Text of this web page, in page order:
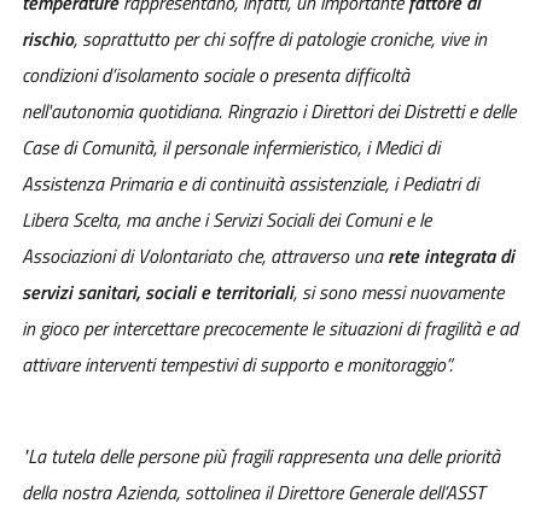
rischio, soprattutto per chi soffre di patologie croniche, vive in
condizioni d’isolamento sociale o presenta difficoltà
nell'autonomia quotidiana. Ringrazio i Direttori dei Distretti e delle
Case di Comunità, il personale infermieristico, i Medici di
Assistenza Primaria e di continuità assistenziale, i Pediatri di
Libera Scelta, ma anche i Servizi Sociali dei Comuni e le
Associazioni di Volontariato che, attraverso unarete integrata di
servizi sanitari, sociali e territoriali, si sono messi nuovamente
in gioco per intercettare precocemente le situazioni di fragilità e ad
attivare interventi tempestivi di supporto e monitoraggio”.
"La tutela delle persone più fragili rappresenta una delle priorità
della nostra Azienda, sottolinea il Direttore Generale dell’ASST